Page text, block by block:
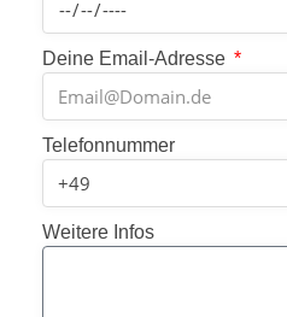
Deine Email-Adresse
Telefonnummer
Weitere Infos